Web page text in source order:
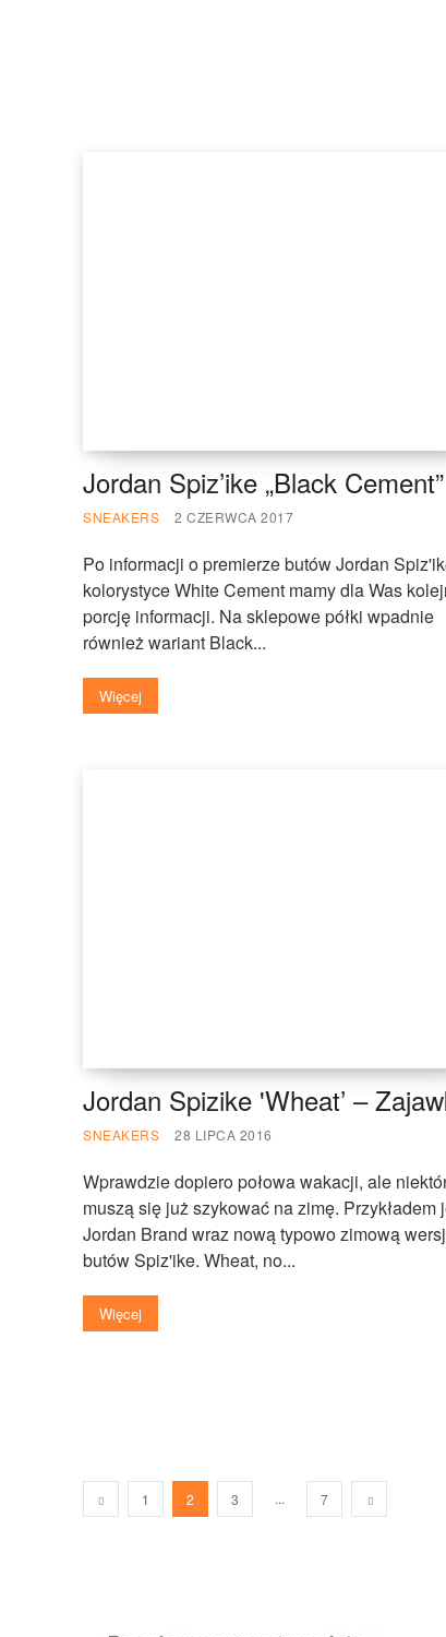
Jordan Spiz’ike „Black Cement”
SNEAKERS 2 CZERWCA 2017
Po informacji o premierze butów Jordan
kolorystyce White Cement mamy dla Was
porcję informacji. Na sklepowe półki wpadnie
również wariant Black...
Więcej
Jordan Spizike 'Wheat’ –
SNEAKERS 28 LIPCA 2016
Wprawdzie dopiero połowa wakacji, ale
muszą się już szykować na zimę. Przykładem
Jordan Brand wraz nową typowo zimową
butów Spiz'ike. Wheat, no...
Więcej
1 2 3 ... 7